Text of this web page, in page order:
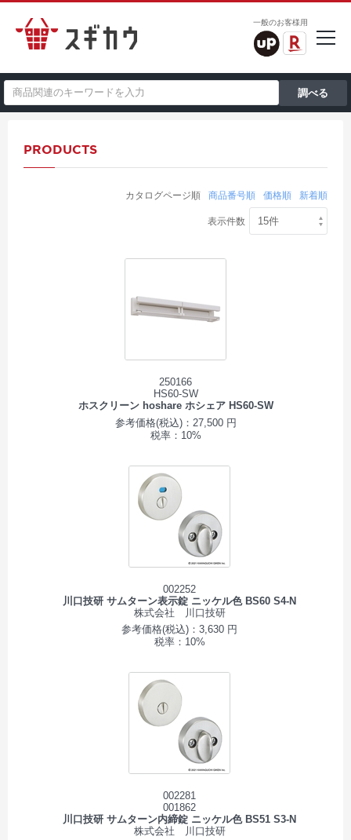
一般のお客様用
PRODUCTS
カタログページ順 商品番号順 価格順 新着順
表示件数
250166
HS60-SW
ホスクリーン hoshare ホシェア HS60-SW
参考価格(税込)：27,500 円
税率：10%
002252
川口技研 サムターン表示錠 ニッケル色 BS60 S4-N
株式会社 川口技研
参考価格(税込)：3,630 円
税率：10%
002281
001862
川口技研 サムターン内締錠 ニッケル色 BS51 S3-N
株式会社 川口技研